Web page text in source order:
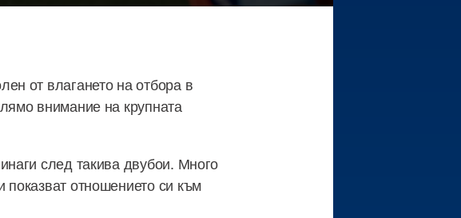
от влагането на отбора в
внимание на крупната
след такива двубои. Много
отношението си към